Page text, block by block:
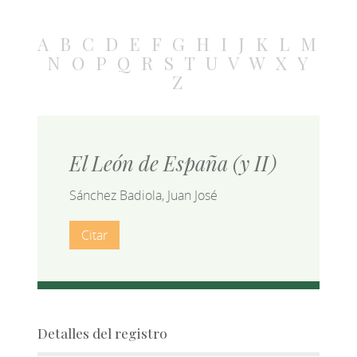
A B C D E F G H I J K L M
N O P Q R S T U V W X Y
Z
El León de España (y II)
Sánchez Badiola, Juan José
Citar
Detalles del registro